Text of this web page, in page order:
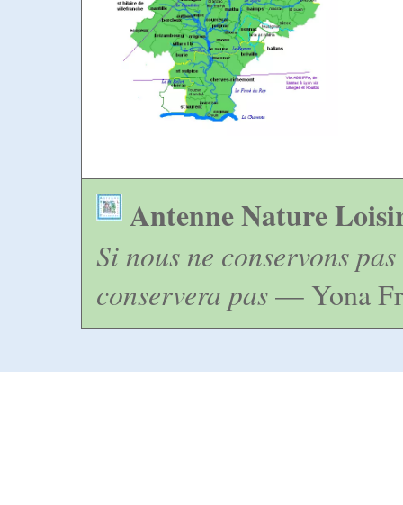
Antenne Nature
Si nous ne conservons
conservera pas— Yona